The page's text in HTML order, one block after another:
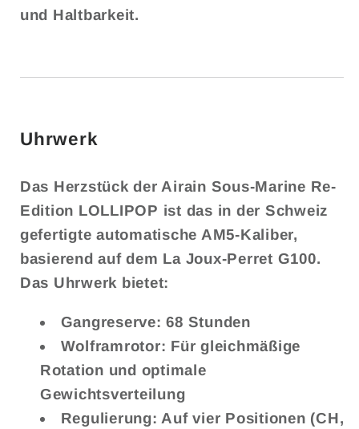
und Haltbarkeit.
Uhrwerk
Das Herzstück der Airain Sous-Marine Re-
Edition LOLLIPOP ist das in der Schweiz
gefertigte automatische AM5-Kaliber,
basierend auf dem La Joux-Perret G100.
Das Uhrwerk bietet:
Gangreserve: 68 Stunden
Wolframrotor: Für gleichmäßige
Rotation und optimale
Gewichtsverteilung
Regulierung: Auf vier Positionen (CH,